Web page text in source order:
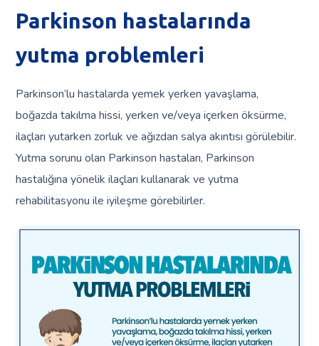
Parkinson hastalarında
yutma problemleri
Parkinson’lu hastalarda yemek yerken yavaşlama,
boğazda takılma hissi, yerken ve/veya içerken öksürme,
ilaçları yutarken zorluk ve ağızdan salya akıntısı görülebilir.
Yutma sorunu olan Parkinson hastaları, Parkinson
hastalığına yönelik ilaçları kullanarak ve yutma
rehabilitasyonu ile iyileşme görebilirler.